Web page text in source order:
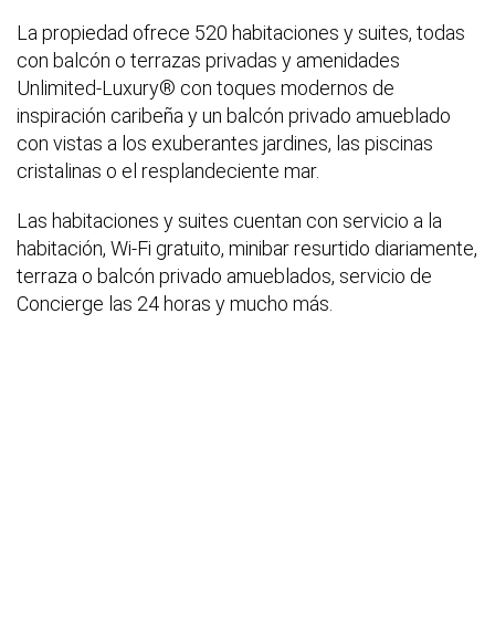
La propiedad ofrece 520 habitaciones y suites, todas
con balcón o terrazas privadas y amenidades
Unlimited-Luxury® con toques modernos de
inspiración caribeña y un balcón privado amueblado
con vistas a los exuberantes jardines, las piscinas
cristalinas o el resplandeciente mar.
Las habitaciones y suites cuentan con servicio a la
habitación, Wi-Fi gratuito, minibar resurtido diariamente,
terraza o balcón privado amueblados, servicio de
Concierge las 24 horas y mucho más.